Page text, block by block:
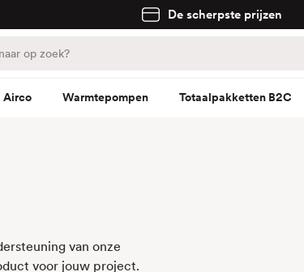
De scherpste prijzen
Airco Warmtepompen Totaalpakketten B2C
van onze
voor jouw project.